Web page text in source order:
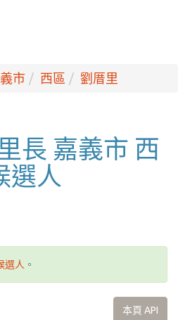
市 西區 劉厝里
長 嘉義市 西
選人
選人 。
本頁 API